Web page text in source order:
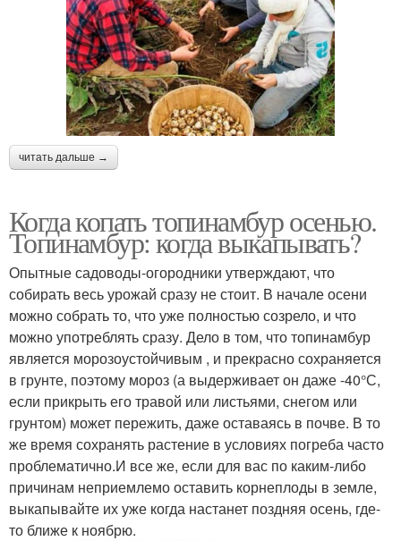
читать дальше →
Когда копать топинамбур осенью.
Топинамбур: когда выкапывать?
Опытные садоводы-огородники утверждают, что
собирать весь урожай сразу не стоит. В начале осени
можно собрать то, что уже полностью созрело, и что
можно употреблять сразу. Дело в том, что топинамбур
является морозоустойчивым , и прекрасно сохраняется
в грунте, поэтому мороз (а выдерживает он даже -40°С,
если прикрыть его травой или листьями, снегом или
грунтом) может пережить, даже оставаясь в почве. В то
же время сохранять растение в условиях погреба часто
проблематично.И все же, если для вас по каким-либо
причинам неприемлемо оставить корнеплоды в земле,
выкапывайте их уже когда настанет поздняя осень, где-
то ближе к ноябрю.